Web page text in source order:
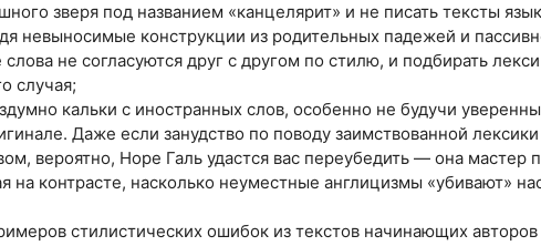
зверя под названием «канцелярит» и не писать тексты
невыносимые конструкции из родительных падежей и
слова не согласуются друг с другом по стилю, и подбирать
случая;
кальки с иностранных слов, особенно не будучи
Даже если занудство по поводу заимствованной лексики
вероятно, Норе Галь удастся вас переубедить — она мастер
на контрасте, насколько неуместные англицизмы «убивают»
стилистических ошибок из текстов начинающих